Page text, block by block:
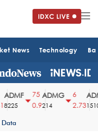
News Technology
ADMF
75
0.9
ADMG
214
2.731510